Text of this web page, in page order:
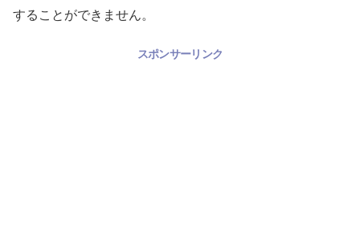
することができません。
スポンサーリンク